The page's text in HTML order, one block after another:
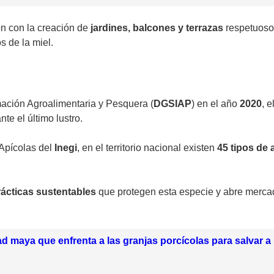
con la creación de jardines, balcones y terrazas
de la miel.
Agroalimentaria y Pesquera (DGSIAP) en el año 2020,
el último lustro.
del Inegi, en el territorio nacional existen 45 tipos de
sustentables que protegen esta especie y abre
maya que enfrenta a las granjas porcícolas para salvar a